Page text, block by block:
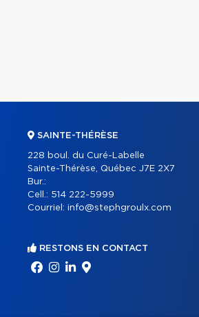
SAINTE-THÉRÈSE
228 boul. du Curé-Labelle
Sainte-Thérèse, Québec J7E 2X7
Bur.:
Cell.: 514 222-5999
Courriel: info@stephgroulx.com
RESTONS EN CONTACT